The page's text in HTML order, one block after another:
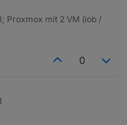
Proxmox mit 2 VM (iob /
0